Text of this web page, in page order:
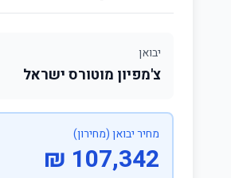
יבואן
צ'מפיון מוטורס ישראל
מחיר יבואן (מחירון)
107,342 ₪